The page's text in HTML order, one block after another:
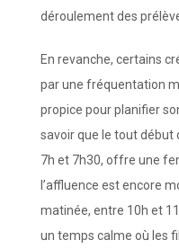
déroulement des
En revanche, certains
par une fréquentation
propice pour planifier
savoir que le tout début
7h et 7h30, offre une
l’affluence est encore
matinée, entre 10h et
un temps calme où les